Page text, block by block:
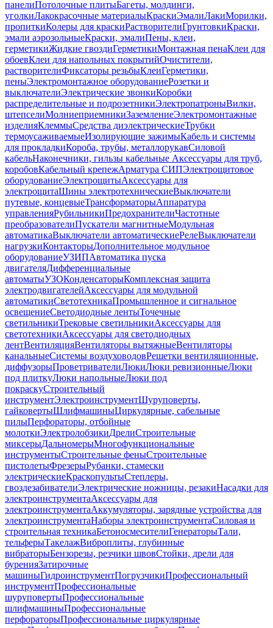
панелиПотолочные плитыБагеты, молдинги,
уголкиЛакокрасочные материалыКраскиЭмалиЛакиМорилки,
пропиткиКолеры для краскиРастворителиГрунтовкиКраски,
эмали аэрозольныеКраски, эмалиПены, клеи,
герметикиЖидкие гвоздиГерметикиМонтажная пенаКлеи для
обоевКлеи для напольных покрытийОчистители,
растворителиФиксаторы резьбыКлеиГерметики,
пеныЭлектромонтажное оборудованиеРозетки и
выключателиЭлектрические звонкиКоробки
распределительные и подрозетникиЭлектропатроныВилки,
штепселиМолниеприемникиЗаземлениеЭлектромонтажные
изделияКлеммыСредства диэлектрическиеТрубки
термоусаживаемыеИзолирующие зажимыКабель и системы
для прокладкиКороба, трубы, металлорукавСиловой
кабельНаконечники, гильзы кабельные Аксессуары для труб,
коробовКабельный крепежАрматура СИПЭлектрощитовое
оборудованиеЭлектрощитыАксессуары для
электрощитаШины электротехническиеВыключатели
путевые, концевыеТрансформаторыАппаратура
управленияРубильникиПредохранителиЧастотные
преобразователиПускатели магнитныеМодульная
автоматикаВыключатели автоматическиеРелеВыключатели
нагрузкиКонтакторыДополнительное модульное
оборудованиеУЗИПАвтоматика пуска
двигателяДифференциальные
автоматыУЗОКонденсаторыКомплексная защита
электродвигателейАксессуары для модульной
автоматикиСветотехникаПромышленное и сигнальное
освещениеСветодиодные лентыТочечные
светильникиТрековые светильникиАксессуары для
светотехникиАксессуары для светодиодных
лентВентиляцияВентиляторы вытяжныеВентиляторы
канальныеСистемы воздуховодовРешетки вентиляционные,
диффузорыПроветривателиЛюкиЛюки ревизионныеЛюки
под плиткуЛюки напольныеЛюки под
покраскуСтроительный
инструментЭлектроинструментШуруповерты,
гайковертыШлифмашиныЦиркулярные, сабельные
пилыПерфораторы, отбойные
молоткиЭлектролобзикиДрелиСтроительные
миксерыДальномерыМногофункциональные
инструментыСтроительные феныСтроительные
пистолетыФрезерыРубанки, стамески
электрическиеКраскопультыСтеплеры,
гвоздезабивателиЭлектрические ножницы, резакиНасадки для
электроинструментаАксессуары для
электроинструментаАккумуляторы, зарядные устройства для
электроинструментаНаборы электроинструментаСиловая и
строительная техникаБетоносмесителиГенераторыТали,
тельферыТакелажВиброплиты, глубинные
вибраторыБензорезы, резчики швовСтойки, дрели для
буренияЗатирочные
машиныГидроинструментПогрузчикиПрофессиональный
инструментПрофессиональные
шуруповертыПрофессиональные
шлифмашиныПрофессиональные
перфораторыПрофессиональные циркулярные